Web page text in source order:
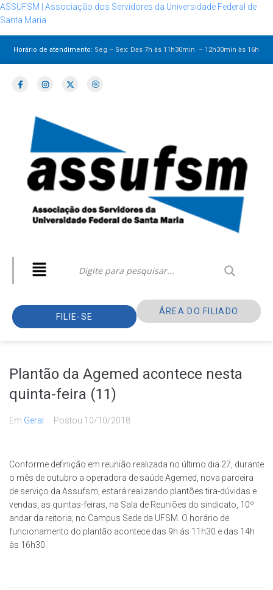
ASSUFSM | Associação dos Servidores da Universidade Federal de
Santa Maria
Horário de atendimento: Seg – Sex: Das 7h às 11h30min – 12h30minàs 16h
FILIE-SE
ÁREA DO FILIADO
Plantão da Agemed acontece nesta
quinta-feira (11)
Em Geral Postou 10/10/2018
Conforme definição em reunião realizada no último dia 27, durante
o mês de outubro a operadora de saúde Agemed, nova parceira
de serviço da Assufsm, estará realizando plantões tira-dúvidas e
vendas, as quintas-feiras, na Sala de Reuniões do sindicato, 10º
andar da reitoria, no Campus Sede da UFSM. O horário de
funcionamento do plantão acontece das 9h ás 11h30 e das 14h
às 16h30.